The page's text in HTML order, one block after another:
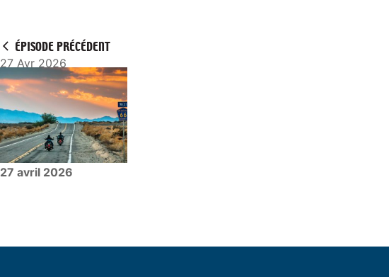
ÉPISODE PRÉCÉDENT
27 Avr 2026
27 avril 2026